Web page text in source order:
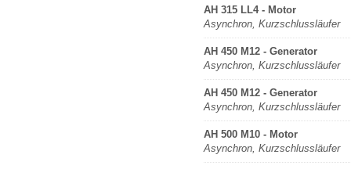
AH 315 LL4 - Motor
Asynchron, Kurzschlussläufer
AH 450 M12 - Generator
Asynchron, Kurzschlussläufer
AH 450 M12 - Generator
Asynchron, Kurzschlussläufer
AH 500 M10 - Motor
Asynchron, Kurzschlussläufer